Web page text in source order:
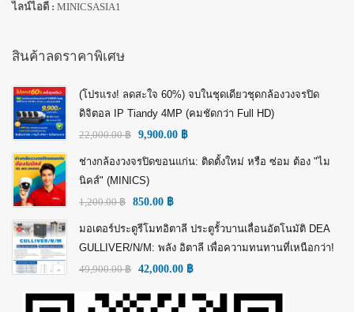
ไลน์ไอดี : MINICSASIA1
สินค้าลดราคาพิเศษ
(โปรแรง! ลดสะใจ 60%) จบในชุดเดียวชุดกล้องวงจรปิด
ดิจิตอล IP Tiandy 4MP (คมชัดกว่า Full HD)
22,000.00฿ 9,900.00 ฿
ช่างกล้องวงจรปิดขอนแก่น: ติดตั้งใหม่ หรือ ซ่อม ต้อง "ไม
นิคส์" (MINICS)
1,200.00฿ 850.00 ฿
มอเตอร์ประตูรีโมทอิตาลี ประตูรั้วบานเลื่อนอัตโนมัติ DEA
GULLIVER/N/M: พลัง อิตาลี เพื่อความทนทานที่เหนือกว่า!
49,900.00฿ 42,000.00 ฿